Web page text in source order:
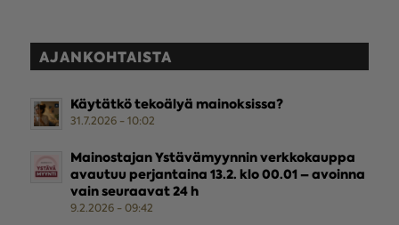
AJANKOHTAISTA
Käytätkö tekoälyä mainoksissa?
31.7.2026 - 10:02
Mainostajan Ystävämyynnin verkkokauppa
avautuu perjantaina 13.2. klo 00.01 – avoinna
vain seuraavat 24 h
9.2.2026 - 09:42